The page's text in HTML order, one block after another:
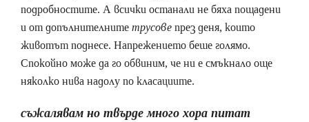
подробностите. А всички останали не бяха пощадени
и от допълнителнитетрусовепрез деня, които
животът поднесе. Напрежението беше голямо.
Спокойно може да го обвиним, че ни е смъкнало още
няколко нива надолу по класациите.
съжалявам но твърде много хора питат